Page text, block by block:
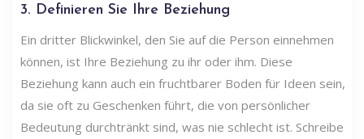
3. Definieren Sie Ihre Beziehung
Ein dritter Blickwinkel, den Sie auf die Person einnehmen
können, ist Ihre Beziehung zu ihr oder ihm. Diese
Beziehung kann auch ein fruchtbarer Boden für Ideen sein,
da sie oft zu Geschenken führt, die von persönlicher
Bedeutung durchtränkt sind, was nie schlecht ist. Schreibe